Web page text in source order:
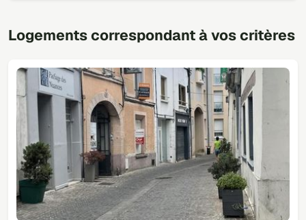
Logements correspondant à vos critères